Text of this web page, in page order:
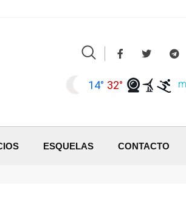
14° 32°
ESQUELAS CONTACTO